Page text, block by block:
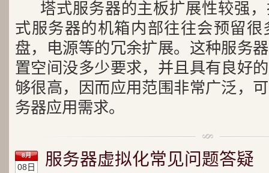
塔式服务器的主板扩展性较强
式服务器的机箱内部往往会预留
盘，电源等的冗余扩展。这种服务
置空间没多少要求，并且具有良好
够很高，因而应用范围非常广泛，
务器应用需求。
8月
08日 服务器虚拟化常见问题答疑